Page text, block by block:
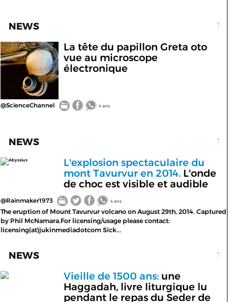
NEWS
La tête du papillon Greta oto
vue au microscope
électronique
@ScienceChannel 4 ans
NEWS
Abyssius
L'explosion spectaculaire du
mont Tavurvur en 2014.L'onde
de choc est visible et audible
@Rainmaker1973 4 ans
The eruption of Mount Tavurvur volcano on August 29th, 2014. Captured
by Phil McNamara.For licensing/usage please contact:
licensing(at)jukinmediadotcom Sick...
NEWS
Vieille de 1500 ans:une
Haggadah, livre liturgique lu
pendant le repas du Seder de